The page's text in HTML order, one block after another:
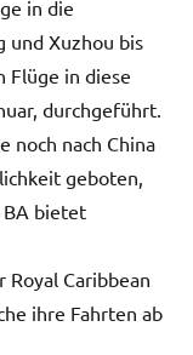
in die
und Xuzhou bis
Flüge in diese
durchgeführt.
noch nach China
geboten,
BA bietet
Caribbean
ihre Fahrten ab